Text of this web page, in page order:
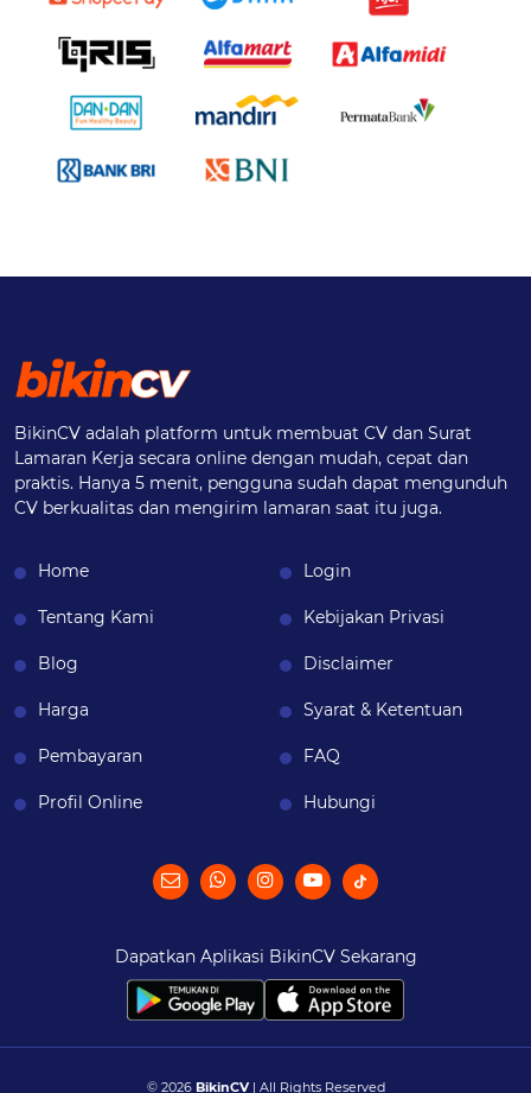
BikinCV adalah platform untuk membuat CV dan Surat
Lamaran Kerja secara online dengan mudah, cepat dan
praktis. Hanya 5 menit, pengguna sudah dapat mengunduh
CV berkualitas dan mengirim lamaran saat itu juga.
Home
Tentang Kami
Blog
Harga
Pembayaran
Profil Online
Login
Kebijakan Privasi
Disclaimer
Syarat & Ketentuan
FAQ
Hubungi
Dapatkan Aplikasi BikinCV Sekarang
© 2026 BikinCV| All Rights Reserved